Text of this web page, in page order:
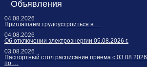
Объявления
04.08.2026
Приглашаем трудоустроиться в …
04.08.2026
Об отключении электроэнергии 05.08.2026 г.
03.08.2026
Паспортный стол расписание приема с 03.08.2026
по …